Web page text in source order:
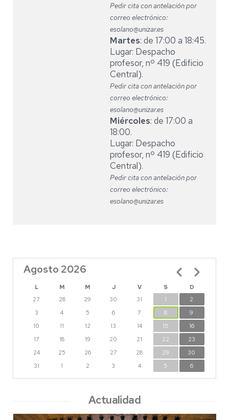
Pedir cita con antelación por
correo electrónico:
esolano@unizar.es
Martes: de 17:00 a 18:45.
Lugar: Despacho
profesor, nº 419 (Edificio
Central).
Pedir cita con antelación por
correo electrónico:
esolano@unizar.es
Miércoles: de 17:00 a
18:00.
Lugar: Despacho
profesor, nº 419 (Edificio
Central).
Pedir cita con antelación por
correo electrónico:
esolano@unizar.es
Agosto 2026
L M M J V S
D
27
28 29 30 31 1
2
3
4 5 6 7 8
9
10
11 12 13 14 15
16
17
18 19 20 21 22
23
24
25 26 27 28 29
30
31
1 2 3 4 5 6
Paginación
Actualidad